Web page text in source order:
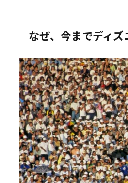
なぜ、今までディ